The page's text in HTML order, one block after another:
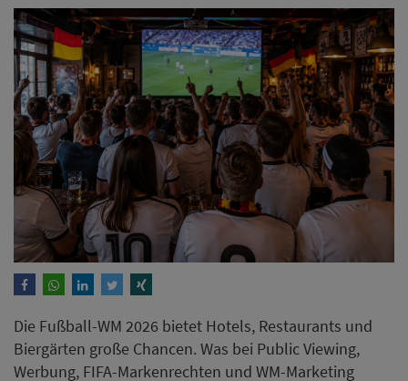
Die Fußball-WM 2026 bietet Hotels, Restaurants und
Biergärten große Chancen. Was bei Public Viewing,
Werbung, FIFA-Markenrechten und WM-Marketing